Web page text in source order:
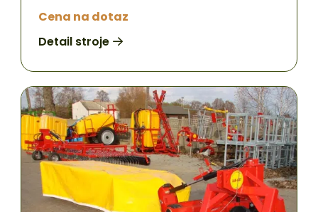
Cena na dotaz
Detail stroje